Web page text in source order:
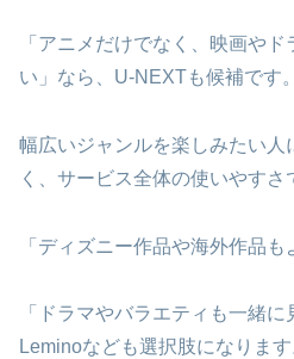
「アニメだけでなく、映画や
い」なら、U-NEXTも候補です。
幅広いジャンルを楽しみたい人
く、サービス全体の使いやすさ
「ディズニー作品や海外作品も
「ドラマやバラエティも一緒
Leminoなども選択肢になります